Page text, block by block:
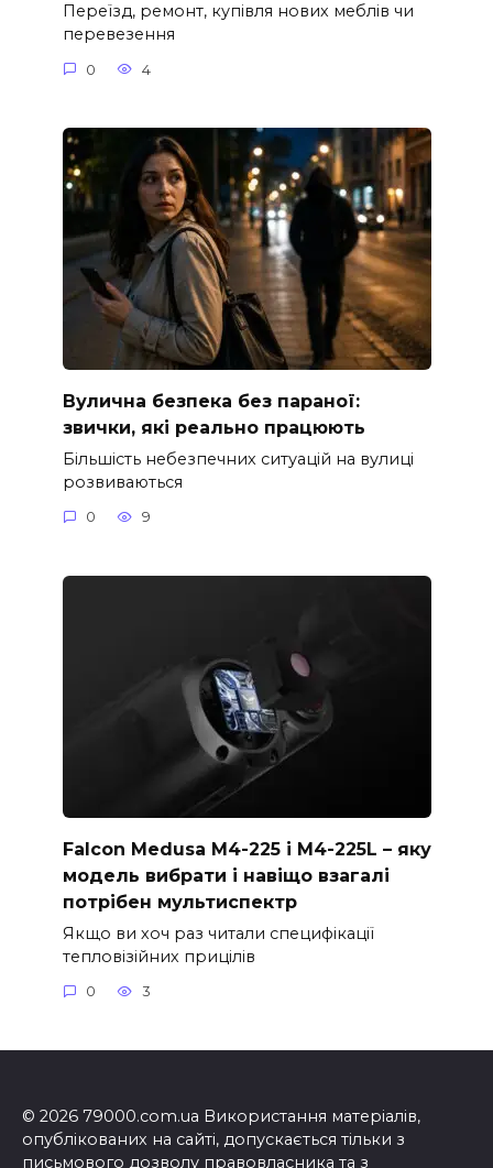
Переїзд, ремонт, купівля нових меблів чи
перевезення
0 4
Вулична безпека без параної:
звички, які реально працюють
Більшість небезпечних ситуацій на вулиці
розвиваються
0 9
Falcon Medusa M4-225 і M4-225L – яку
модель вибрати і навіщо взагалі
потрібен мультиспектр
Якщо ви хоч раз читали специфікації
тепловізійних прицілів
0 3
© 2026 79000.com.ua Використання матеріалів,
опублікованих на сайті, допускається тільки з
письмового дозволу правовласника та з